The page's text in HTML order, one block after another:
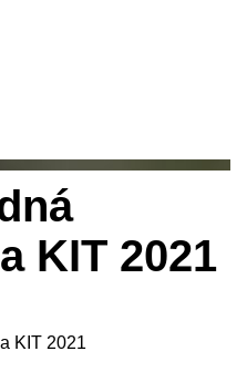
KIT 2021
KIT 2021